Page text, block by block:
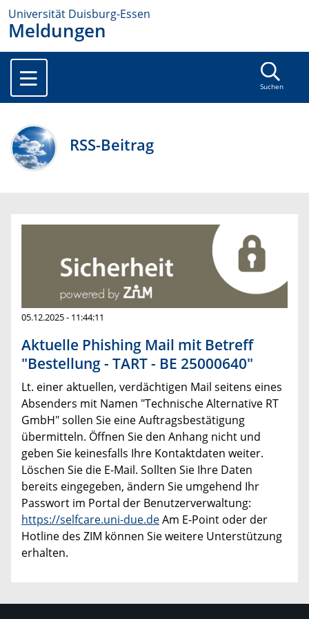
Universität Duisburg-Essen
Meldungen
Suchen
RSS-Beitrag
05.12.2025 - 11:44:11
Aktuelle Phishing Mail mit Betreff
"Bestellung - TART - BE 25000640"
Lt. einer aktuellen, verdächtigen Mail seitens eines
Absenders mit Namen "Technische Alternative RT
GmbH" sollen Sie eine Auftragsbestätigung
übermitteln. Öffnen Sie den Anhang nicht und
geben Sie keinesfalls Ihre Kontaktdaten weiter.
Löschen Sie die E-Mail. Sollten Sie Ihre Daten
bereits eingegeben, ändern Sie umgehend Ihr
Passwort im Portal der Benutzerverwaltung:
https://selfcare.uni-due.deAm E-Point oder der
Hotline des ZIM können Sie weitere Unterstützung
erhalten.